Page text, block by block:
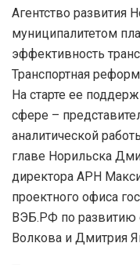
Агентство развития
муниципалитетом
эффективность
Транспортная
На старте ее
сфере –
аналитической
главе Норильска
директора АРН
проектного офиса
ВЭБ.РФ по развитию
Волкова и Дмитрия